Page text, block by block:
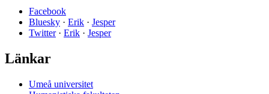
Facebook
Bluesky · Erik · Jesper
Twitter· Erik · Jesper
Länkar
Umeå universitet